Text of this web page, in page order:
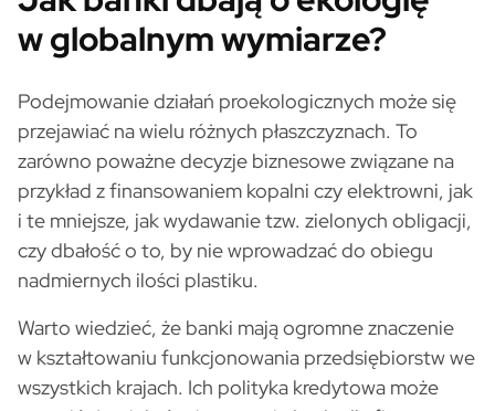
w globalnym wymiarze?
Podejmowanie działań proekologicznych może się
przejawiać na wielu różnych płaszczyznach. To
zarówno poważne decyzje biznesowe związane na
przykład z finansowaniem kopalni czy elektrowni, jak
i te mniejsze, jak wydawanie tzw. zielonych obligacji,
czy dbałość o to, by nie wprowadzać do obiegu
nadmiernych ilości plastiku.
Warto wiedzieć, że banki mają ogromne znaczenie
w kształtowaniu funkcjonowania przedsiębiorstw we
wszystkich krajach. Ich polityka kredytowa może